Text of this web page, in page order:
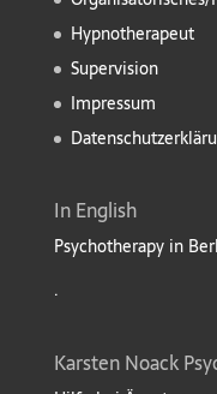
Hypnotherapeut
Supervision
Impressum
In English
Psychotherapy in
.
Karsten Noack